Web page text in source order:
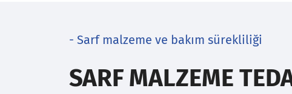
- Sarf malzeme ve bakım sürekliliği
SARF MALZEME